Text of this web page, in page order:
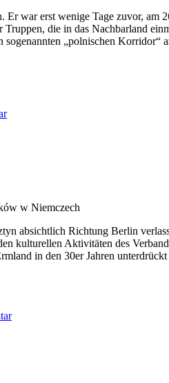
war erst wenige Tage zuvor, am
die in das Nachbarland
„polnischen
Krieg
w Niemczech
absichtlich Richtung Berlin
kulturellen Aktivitäten des
in den 30er Jahren
Pelagia